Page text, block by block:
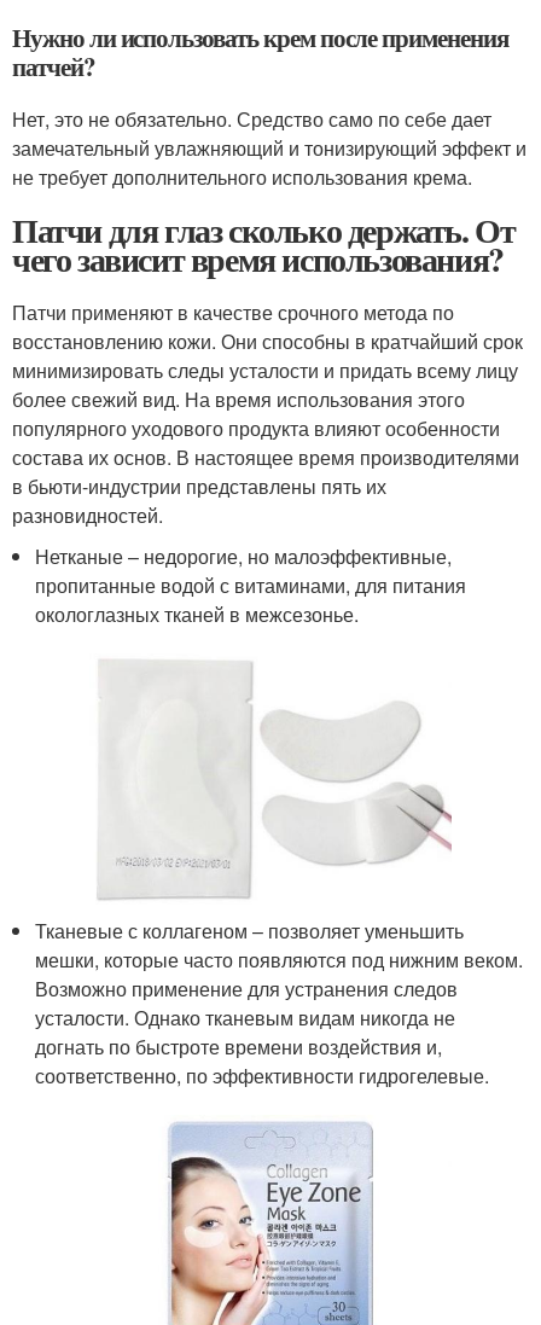
Нужно ли использовать крем после применения
патчей?
Нет, это не обязательно. Средство само по себе дает
замечательный увлажняющий и тонизирующий эффект и
не требует дополнительного использования крема.
Патчи для глаз сколько держать. От
чего зависит время использования?
Патчи применяют в качестве срочного метода по
восстановлению кожи. Они способны в кратчайший срок
минимизировать следы усталости и придать всему лицу
более свежий вид. На время использования этого
популярного уходового продукта влияют особенности
состава их основ. В настоящее время производителями
в бьюти-индустрии представлены пять их
разновидностей.
Нетканые – недорогие, но малоэффективные,
пропитанные водой с витаминами, для питания
окологлазных тканей в межсезонье.
Тканевые с коллагеном – позволяет уменьшить
мешки, которые часто появляются под нижним веком.
Возможно применение для устранения следов
усталости. Однако тканевым видам никогда не
догнать по быстроте времени воздействия и,
соответственно, по эффективности гидрогелевые.